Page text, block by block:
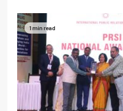
1 min read